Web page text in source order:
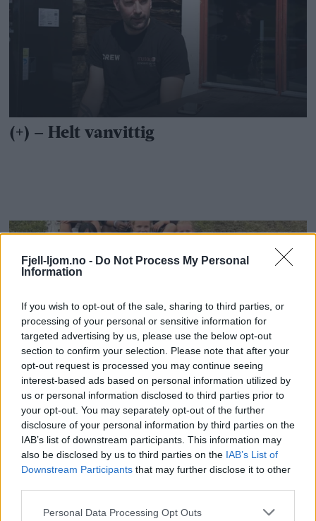
Fjell-ljom.no - Do Not Process My Personal
Information
If you wish to opt-out of the sale, sharing to third parties, or
processing of your personal or sensitive information for
targeted advertising by us, please use the below opt-out
section to confirm your selection. Please note that after your
opt-out request is processed you may continue seeing
interest-based ads based on personal information utilized by
us or personal information disclosed to third parties prior to
your opt-out. You may separately opt-out of the further
disclosure of your personal information by third parties on the
IAB’s list of downstream participants. This information may
also be disclosed by us to third parties on the IAB’s List of
Downstream Participants that may further disclose it to other
Personal Data Processing Opt Outs